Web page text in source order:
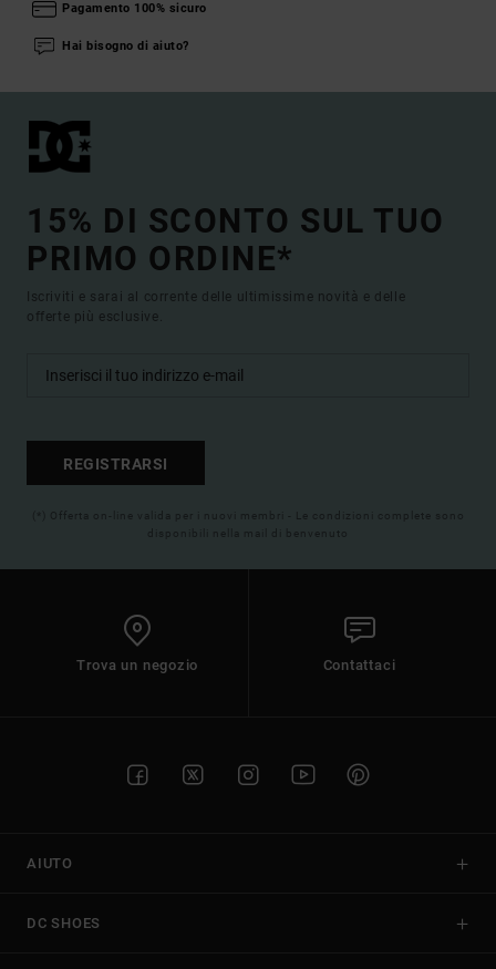
Pagamento 100% sicuro
Hai bisogno di aiuto?
15% DI SCONTO SUL TUO
PRIMO ORDINE*
Iscriviti e sarai al corrente delle ultimissime novità e delle
offerte più esclusive.
REGISTRARSI
(*) Offerta on-line valida per i nuovi membri - Le condizioni complete sono
disponibili nella mail di benvenuto
Trova un negozio Contattaci
AIUTO
DC SHOES